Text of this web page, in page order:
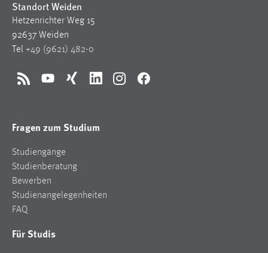
Standort Weiden
Hetzenrichter Weg 15
92637 Weiden
Tel +49 (9621) 482-0
RSS YouTubeXing LinkedInInstagramFacebook
Fragen zum Studium
Studiengänge
Studienberatung
Bewerben
Studienangelegenheiten
FAQ
Für Studis
1 Jahr
Performance
staticfilecache
gespeichert, ob man eingeloggt ist.
Sprachpräferenz
Name:
site-language-preference
Das Cookie speichert die gewählte Sprache der Website.